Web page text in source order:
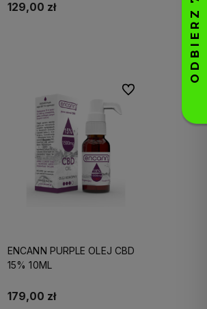
129,00 zł
ENCANN PURPLE OLEJ CBD
15% 10ML
179,00 zł
Do ulubionych